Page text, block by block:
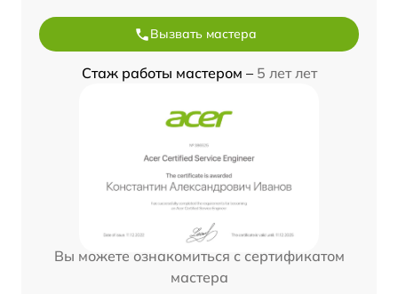
Вызвать мастера
Стаж работы мастером – 5 лет лет
Вы можете ознакомиться с сертификатом
мастера